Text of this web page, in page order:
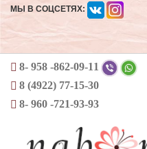
МЫ В СОЦСЕТЯХ:
8- 958 -862-09-11
8 (4922) 77-15-30
8- 960 -721-93-93